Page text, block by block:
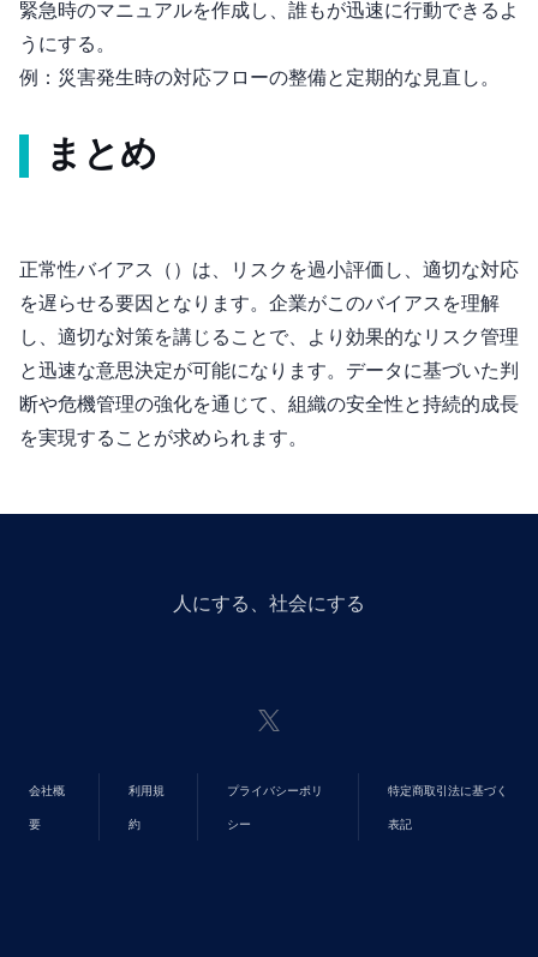
緊急時のマニュアルを作成し、誰もが迅速に行動できるよ
うにする。
例：災害発生時の対応フローの整備と定期的な見直し。
まとめ
正常性バイアス（Normalcy Bias）は、リスクを過小評価し、適切な対応
を遅らせる要因となります。企業がこのバイアスを理解
し、適切な対策を講じることで、より効果的なリスク管理
と迅速な意思決定が可能になります。データに基づいた判
断や危機管理の強化を通じて、組織の安全性と持続的成長
を実現することが求められます。
人にGiveする、社会にGiveする
会社概
要
利用規
約
プライバシーポリ
シー
特定商取引法に基づく
表記